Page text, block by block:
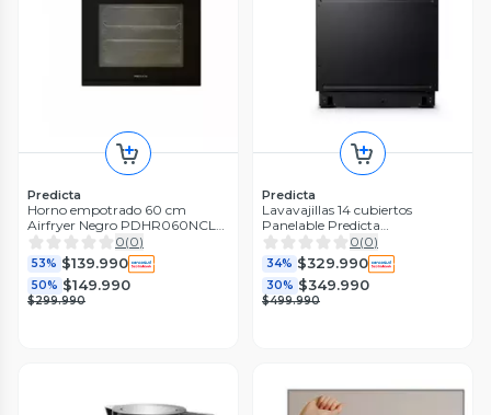
Predicta
Horno empotrado 60 cm
Airfryer Negro PDHR060NCL
Predicta
0(0)
53% $139.990
50% $149.990
$299.990
Predicta
Lavavajillas 14 cubiertos
Panelable Predicta
PDLVI014ICL 0(0)
34% $329.990
30% $349.990
$499.990